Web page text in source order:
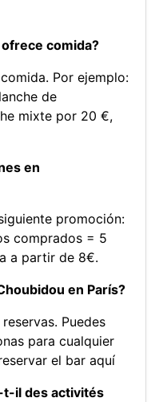
comida?
Por ejemplo:
de
mixte por 20 €,
en
promoción:
comprados = 5
a partir de 8€.
en París?
Puedes
para cualquier
el bar aquí
t-il des activités